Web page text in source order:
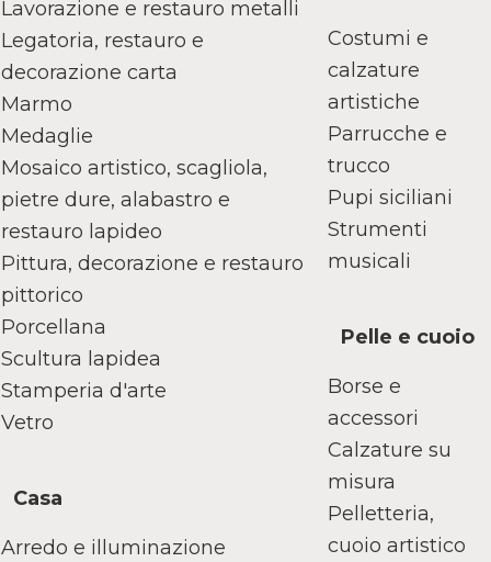
Lavorazione e restauro metalli
Legatoria, restauro e
decorazione carta
Marmo
Medaglie
Mosaico artistico, scagliola,
pietre dure, alabastro e
restauro lapideo
Pittura, decorazione e restauro
pittorico
Porcellana
Scultura lapidea
Stamperia d'arte
Vetro
Casa
Arredo e illuminazione
Costumi e
calzature
artistiche
Parrucche e
trucco
Pupi siciliani
Strumenti
musicali
Pelle e cuoio
Borse e
accessori
Calzature su
misura
Pelletteria,
cuoio artistico